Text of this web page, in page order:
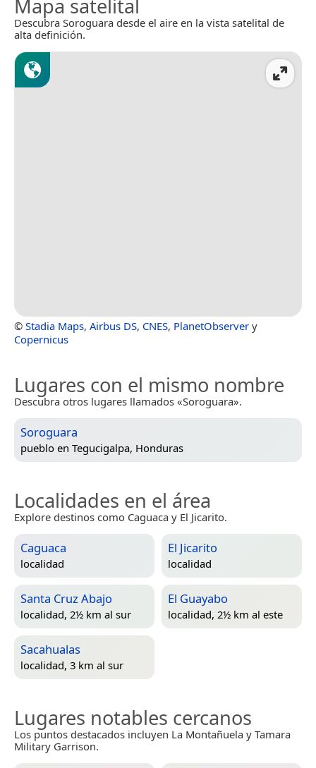
Mapa satelital
Descubra Soroguara desde el aire en la vista satelital de
alta definición.
© Stadia Maps, Airbus DS, CNES, PlanetObserver y
Copernicus
Lugares con el mismo nombre
Descubra otros lugares llamados «Soroguara».
Soroguara
pueblo en Tegucigalpa, Honduras
Localidades en el área
Explore destinos como Caguaca y El Jicarito.
Caguaca
localidad
El Jicarito
localidad
Santa Cruz Abajo
localidad, 2½ km al sur
El Guayabo
localidad, 2½ km al este
Sacahualas
localidad, 3 km al sur
Lugares notables cercanos
Los puntos destacados incluyen La Montañuela y Tamara
Military Garrison.